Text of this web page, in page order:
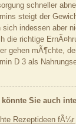
schneller
steigt der
sich indessen aber
die richtige
gehen mÃ¶chte,
D 3 als
könnte Sie auch
Rezeptideen